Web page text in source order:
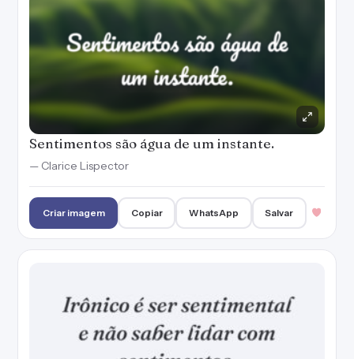
Sentimentos são água de um instante.
— Clarice Lispector
Criar imagem Copiar WhatsApp Salvar